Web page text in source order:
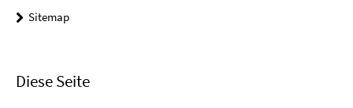
Sitemap
Diese Seite